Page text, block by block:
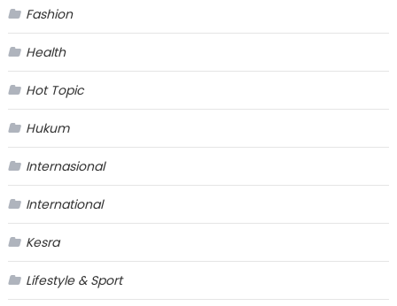
Fashion
Health
Hot Topic
Hukum
Internasional
International
Kesra
Lifestyle & Sport